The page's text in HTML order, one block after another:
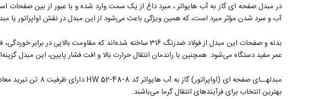
در مبدل صفحه ای گاز به آب هایواتر ، مبرد داغ از یک سمت وارد شده و با عبور از بین
آب و سرد شدن مؤثر مبرد است، که همین ویژگی باعث می‌شود از این مبدل در نقش اواپراتور یا
بدنه و صفحات این مبدل از فولاد ضدزنگ 316 ساخته شده‌اند که
عمر مفید دستگاه می‌شود. همچنین با راندمان انتقال حرارت بالا و افت فشار پایین، این مبدل
بهترین انتخاب برای فرآیندهای انتقال گرما می‌باشند.